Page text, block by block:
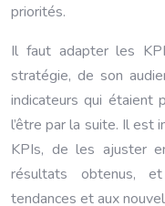
priorités.
Il faut adapter les
stratégie, de son
indicateurs qui étaient
l’être par la suite. Il est
KPIs, de les ajuster
résultats obtenus,
tendances et aux